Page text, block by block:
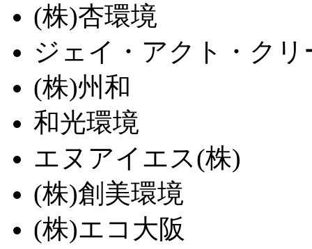
(株)杏環境
ジェイ・アクト・クリ
(株)州和
和光環境
エヌアイエス(株)
(株)創美環境
(株)エコ大阪